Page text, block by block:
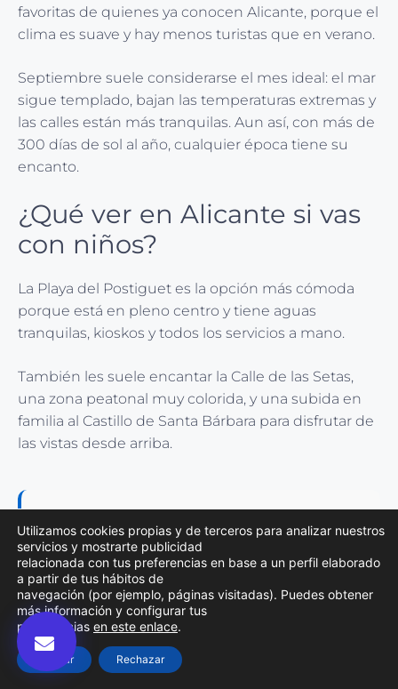
favoritas de quienes ya conocen Alicante, porque el
clima es suave y hay menos turistas que en verano.
Septiembre suele considerarse el mes ideal: el mar
sigue templado, bajan las temperaturas extremas y
las calles están más tranquilas. Aun así, con más de
300 días de sol al año, cualquier época tiene su
encanto.
¿Qué ver en Alicante si vas
con niños?
La Playa del Postiguet es la opción más cómoda
porque está en pleno centro y tiene aguas
tranquilas, kioskos y todos los servicios a mano.
También les suele encantar la Calle de las Setas,
una zona peatonal muy colorida, y una subida en
familia al Castillo de Santa Bárbara para disfrutar de
las vistas desde arriba.
➜ Arte escénico en Elda: Explora el
Teatro Castelar en Elda
➜ Museo de la ciudad de Alicante
➜
Visita la Calle Castaños y explora
la Vida Urbana
Utilizamos cookies propias y de terceros para analizar nuestros
servicios y mostrarte publicidad
relacionada con tus preferencias en base a un perfil elaborado
a partir de tus hábitos de
navegación (por ejemplo, páginas visitadas). Puedes obtener
más información y configurar tus
preferencias en este enlace.
Aceptar Rechazar